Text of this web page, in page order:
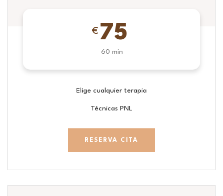
€ 75
60 min
Elige cualquier terapia
Técnicas PNL
RESERVA CITA